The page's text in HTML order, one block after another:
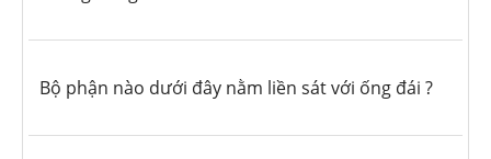
Bộ phận nào dưới đây nằm liền sát với ống đái ?